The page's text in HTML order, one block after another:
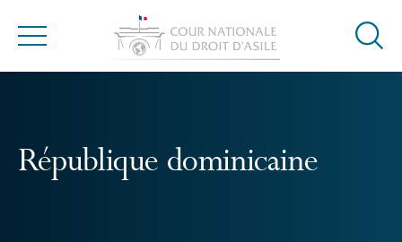
Menu
Ouvrir
République dominicaine